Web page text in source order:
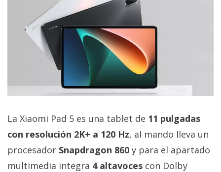
noticias sobre
tecnología,
móviles,
ordenadores,
informática,
Informático
2026.Algunos
reservados.
La Xiaomi Pad 5 es una tablet de 11 pulgadas
con resolución 2K+ a 120 Hz, al mando lleva un
procesador Snapdragon 860 y para el apartado
multimedia integra 4 altavoces con Dolby